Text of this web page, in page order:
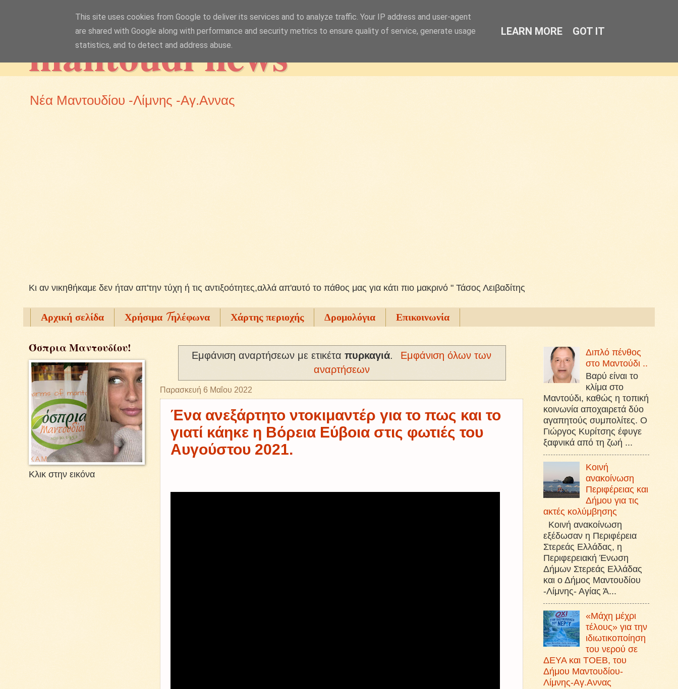
mantoudi news
Νέα Μαντουδίου -Λίμνης -Αγ.Αννας
Kι αν νικηθήκαμε δεν ήταν απ'την τύχη ή τις αντιξοότητες,αλλά απ'αυτό το πάθος μας για κάτι πιο μακρινό " Τάσος Λειβαδίτης
Αρχική σελίδα Χρήσιμα Tηλέφωνα Χάρτης περιοχής Δρομολόγια Επικοινωνία
Εμφάνιση αναρτήσεων με ετικέταπυρκαγιά.
Εμφάνιση όλων των
αναρτήσεων
Παρασκευή 6 Μαΐου 2022
Ένα ανεξάρτητο ντοκιμαντέρ για το πως και το
γιατί κάηκε η Βόρεια Εύβοια στις φωτιές του
Αυγούστου 2021.
Όσπρια Μαντουδίου!
Κλικ στην εικόνα
Διπλό πένθος
στο Μαντούδι ..
Βαρύ είναι το
κλίμα στο
Μαντούδι, καθώς η τοπική
κοινωνία αποχαιρετά δύο
αγαπητούς συμπολίτες. Ο
Γιώργος Κυρίτσης έφυγε
ξαφνικά από τη ζωή ...
Κοινή
ανακοίνωση
Περιφέρειας και
Δήμου για τις
ακτές κολύμβησης
Κοινή ανακοίνωση
εξέδωσαν η Περιφέρεια
Στερεάς Ελλάδας, η
Περιφερειακή Ένωση
Δήμων Στερεάς Ελλάδας
και ο Δήμος Μαντουδίου
-Λίμνης- Αγίας Ά...
«Μάχη μέχρι
τέλους» για την
ιδιωτικοποίηση
του νερού σε
ΔΕΥΑ και ΤΟΕΒ, του
Δήμου Μαντουδίου-
Λίμνης-Αγ.Αννας
This site uses cookies from Google to deliver its services and to analyze traffic. Your IP address and user-agent
are shared with Google along with performance and security metrics to ensure quality of service, generate usage
statistics, and to detect and address abuse.
LEARN MORE GOT IT